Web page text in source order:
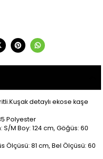
detaylı ekose kaşe
Polyester
S/M Boy: 124 cm, Göğüs: 60
Ölçüsü: 81 cm, Bel Ölçüsü: 60